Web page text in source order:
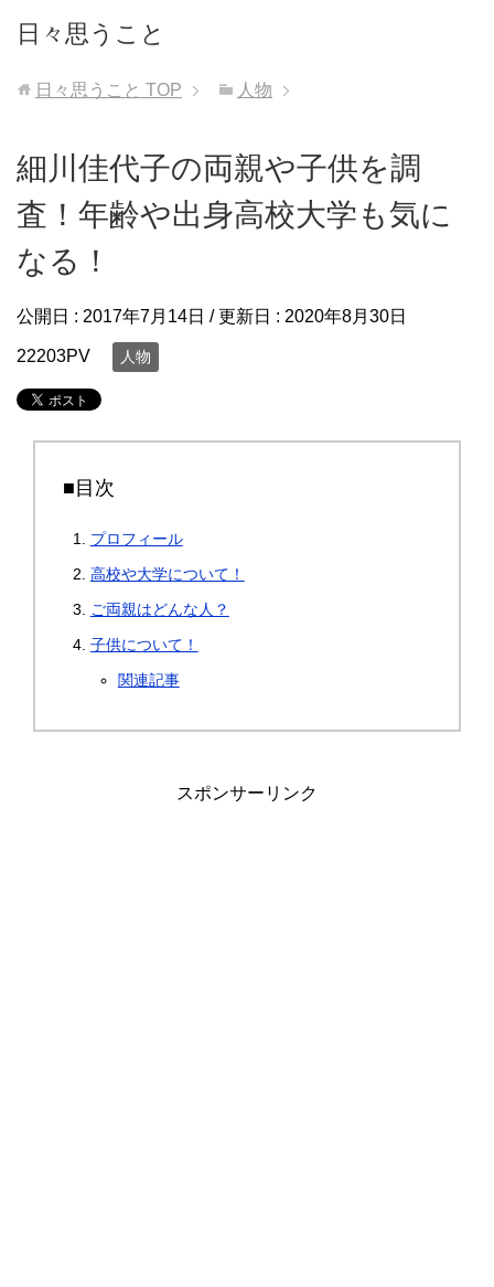
日々思うこと
日々思うこと TOP 人物
細川佳代子の両親や子供を調
査！年齢や出身高校大学も気に
なる！
公開日 : 2017年7月14日 / 更新日 : 2020年8月30日
22203PV 人物
■目次
プロフィール
高校や大学について！
ご両親はどんな人？
子供について！
関連記事
スポンサーリンク